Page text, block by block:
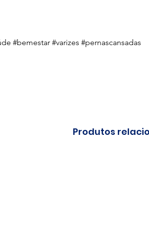
#bemestar #varizes #pernascansadas
Produtos